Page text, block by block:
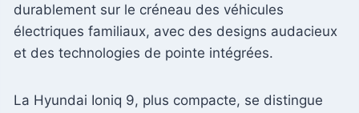
durablement sur le créneau des véhicules
électriques familiaux, avec des designs audacieux
et des technologies de pointe intégrées.
La Hyundai Ioniq 9, plus compacte, se distingue